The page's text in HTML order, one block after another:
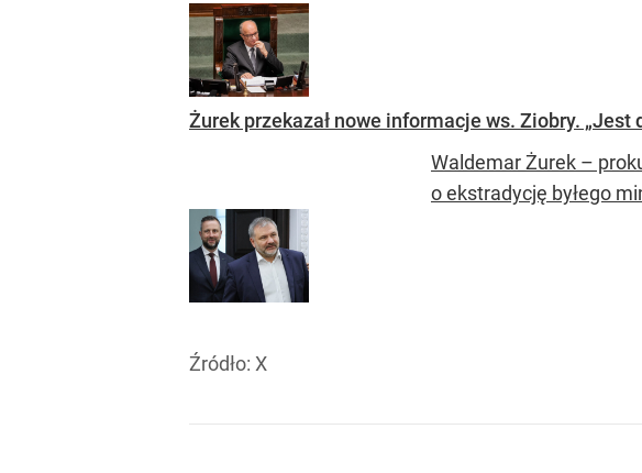
Żurek przekazał nowe informacje ws. Ziobry. „Jest
Waldemar Żurek –
o ekstradycję byłego
Źródło: X